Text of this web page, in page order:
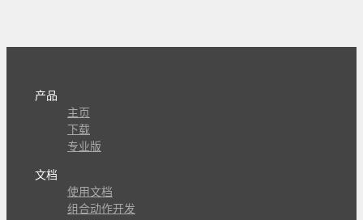
产品
主页
下载
专业版
文档
使用文档
组合动作开发